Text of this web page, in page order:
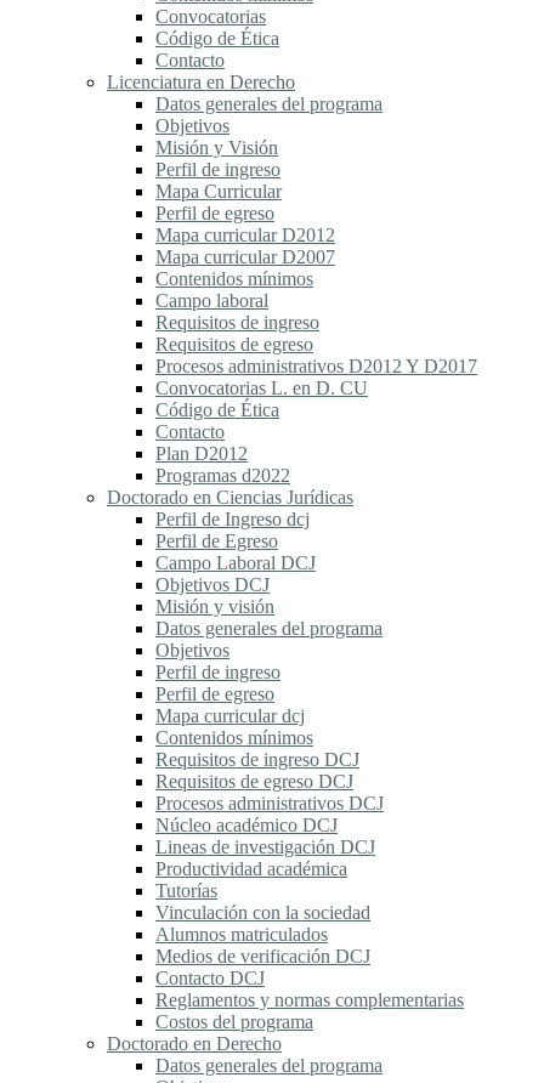
Convocatorias
Código de Ética
Contacto
Licenciatura en Derecho
Datos generales del programa
Objetivos
Misión y Visión
Perfil de ingreso
Mapa Curricular
Perfil de egreso
Mapa curricular D2012
Mapa curricular D2007
Contenidos mínimos
Campo laboral
Requisitos de ingreso
Requisitos de egreso
Procesos administrativos D2012 Y D2017
Convocatorias L. en D. CU
Código de Ética
Contacto
Plan D2012
Programas d2022
Doctorado en Ciencias Jurídicas
Perfil de Ingreso dcj
Perfil de Egreso
Campo Laboral DCJ
Objetivos DCJ
Misión y visión
Datos generales del programa
Objetivos
Perfil de ingreso
Perfil de egreso
Mapa curricular dcj
Contenidos mínimos
Requisitos de ingreso DCJ
Requisitos de egreso DCJ
Procesos administrativos DCJ
Núcleo académico DCJ
Lineas de investigación DCJ
Productividad académica
Tutorías
Vinculación con la sociedad
Alumnos matriculados
Medios de verificación DCJ
Contacto DCJ
Reglamentos y normas complementarias
Costos del programa
Doctorado en Derecho
Datos generales del programa